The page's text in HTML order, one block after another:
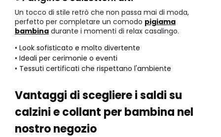
Un tocco di stile retrò che non passa mai di moda,
perfetto per completare un comodo pigiama
bambina durante i momenti di relax casalingo.
• Look sofisticato e molto divertente
• Ideali per cerimonie o eventi
• Tessuti certificati che rispettano l'ambiente
Vantaggi di scegliere i saldi su
calzini e collant per bambina nel
nostro negozio